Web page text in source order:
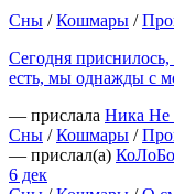
Сны /Кошмары /
Сегодня
есть, мы однажды с
— прислала Ника Не
Сны /Кошмары /
— прислал(а)
6 дек